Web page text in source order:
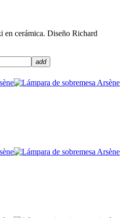
en cerámica. Diseño Richard
add